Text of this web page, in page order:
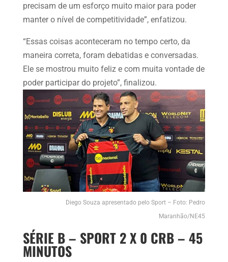
precisam de um esforço muito maior para poder
manter o nível de competitividade”, enfatizou.
“Essas coisas aconteceram no tempo certo, da
maneira correta, foram debatidas e conversadas.
Ele se mostrou muito feliz e com muita vontade de
poder participar do projeto”, finalizou.
Diego Souza apresentado pelo Sport – Foto: Pedro
Maranhão/NE45
SÉRIE B – SPORT 2 X 0 CRB – 45
MINUTOS